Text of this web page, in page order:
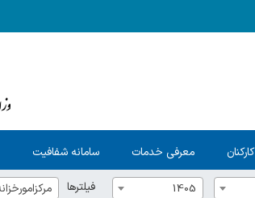
کارکنان معرفی خدمات سامانه شفافیت
1405 فیلترها